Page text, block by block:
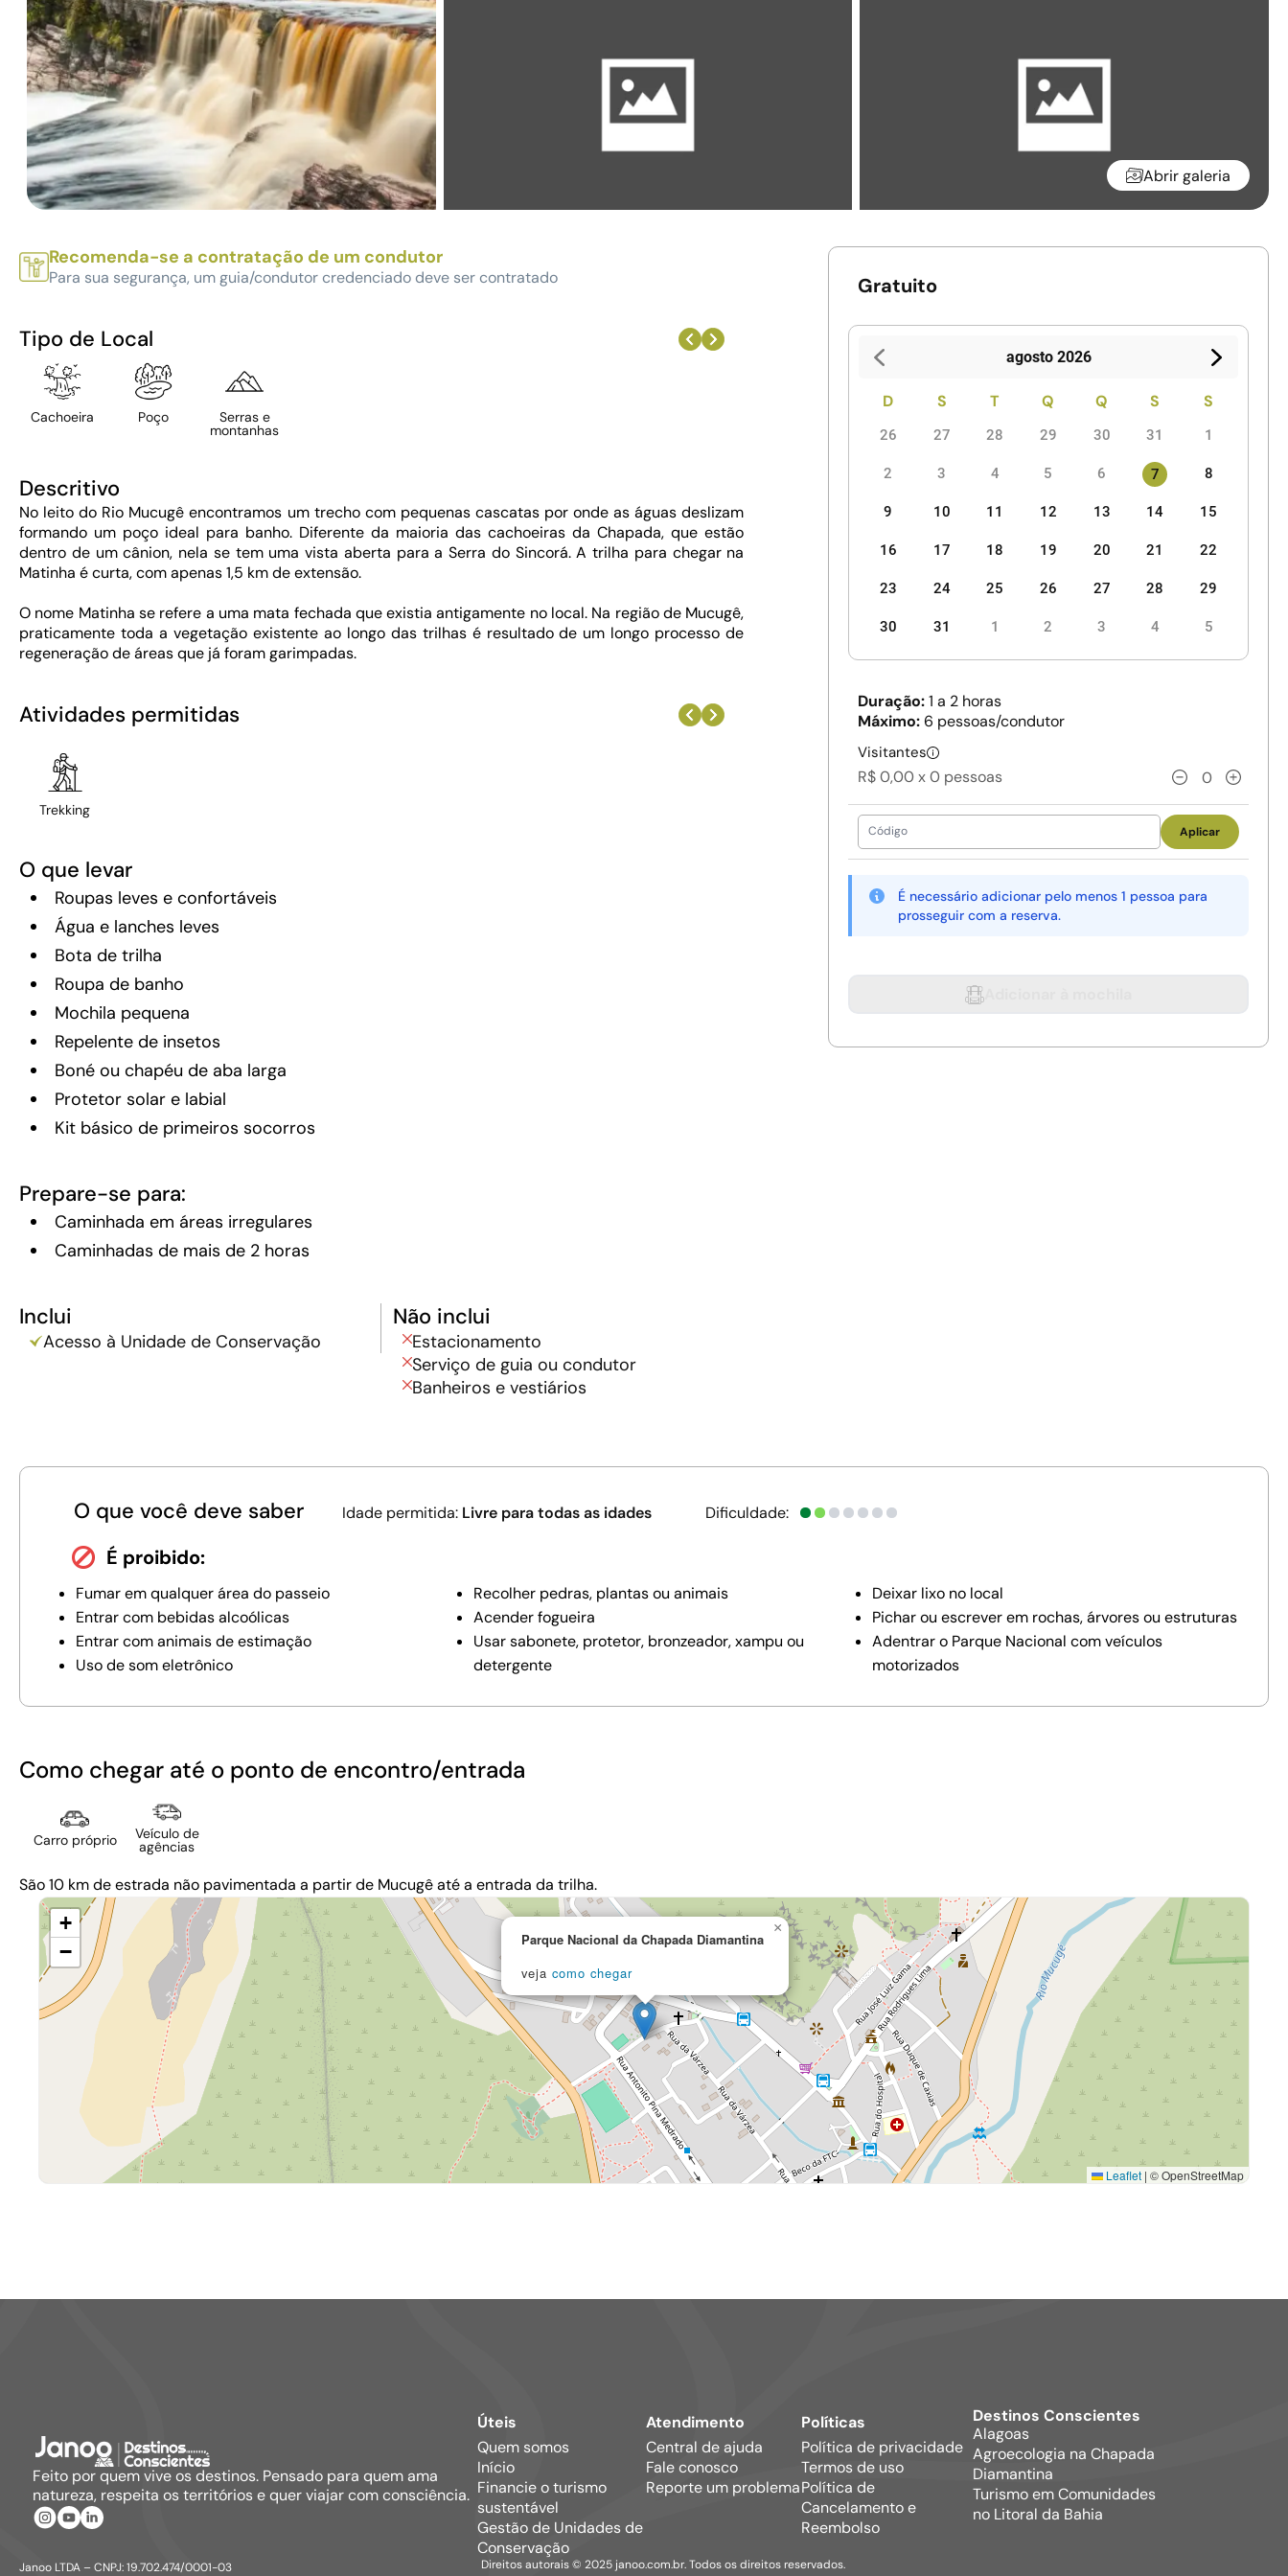
Abrir galeria
Recomenda-se a contratação de um condutor
Para sua segurança, um guia/condutor credenciado deve ser contratado
Tipo de Local
Cachoeira Poço Serras e
montanhas
Descritivo
No leito do Rio Mucugê encontramos um trecho com pequenas cascatas por onde as águas deslizam
formando um poço ideal para banho. Diferente da maioria das cachoeiras da Chapada, que estão
dentro de um cânion, nela se tem uma vista aberta para a Serra do Sincorá. A trilha para chegar na
Matinha é curta, com apenas 1,5 km de extensão.
O nome Matinha se refere a uma mata fechada que existia antigamente no local. Na região de Mucugê,
praticamente toda a vegetação existente ao longo das trilhas é resultado de um longo processo de
regeneração de áreas que já foram garimpadas.
Atividades permitidas
Trekking
O que levar
Roupas leves e confortáveis
Água e lanches leves
Bota de trilha
Roupa de banho
Mochila pequena
Repelente de insetos
Boné ou chapéu de aba larga
Protetor solar e labial
Kit básico de primeiros socorros
Prepare-se para:
Caminhada em áreas irregulares
Caminhadas de mais de 2 horas
Inclui
Acesso à Unidade de Conservação
Não inclui
Estacionamento
Serviço de guia ou condutor
Banheiros e vestiários
Gratuito
agosto 2026
D S T Q Q S S
26 27 28 29 30 31 1
2 3 4 5 6 7 8
9 10 11 12 13 14 15
16 17 18 19 20 21 22
23 24 25 26 27 28 29
30 31 1 2 3 4 5
Duração:1 a 2 horas
Máximo:6 pessoas/condutor
Visitantes
R$ 0,00 x0 pessoas 0
Aplicar
É necessário adicionar pelo menos 1 pessoa para
prosseguir com a reserva.
O que você deve saber Idade permitida: Livre para todas as idades Dificuldade:
É proibido:
Fumar em qualquer área do passeio
Entrar com bebidas alcoólicas
Entrar com animais de estimação
Uso de som eletrônico
Recolher pedras, plantas ou animais
Acender fogueira
Usar sabonete, protetor, bronzeador, xampu ou
detergente
Deixar lixo no local
Pichar ou escrever em rochas, árvores ou estruturas
Adentrar o Parque Nacional com veículos
motorizados
Como chegar até o ponto de encontro/entrada
Carro próprio Veículo de
agências
São 10 km de estrada não pavimentada a partir de Mucugê até a entrada da trilha.
Parque Nacional da Chapada Diamantina
veja como chegar
×
+
−
Leaflet | © OpenStreetMap
Feito por quem vive os destinos. Pensado para quem ama
natureza, respeita os territórios e quer viajar com consciência.
Úteis
Quem somos
Início
Financie o turismo
sustentável
Gestão de Unidades de
Conservação
Atendimento
Central de ajuda
Fale conosco
Reporte um problema
Políticas
Política de privacidade
Termos de uso
Política de
Cancelamento e
Reembolso
Destinos Conscientes
Alagoas
Agroecologia na Chapada
Diamantina
Turismo em Comunidades
no Litoral da Bahia
Janoo LTDA – CNPJ: 19.702.474/0001-03 Direitos autorais © 2025 janoo.com.br. Todos os direitos reservados.